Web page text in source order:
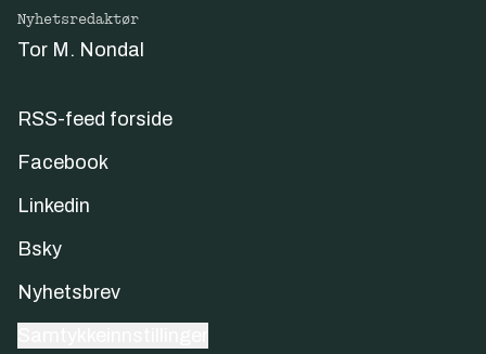
Nyhetsredaktør
Tor M. Nondal
RSS-feed forside
Facebook
Linkedin
Bsky
Nyhetsbrev